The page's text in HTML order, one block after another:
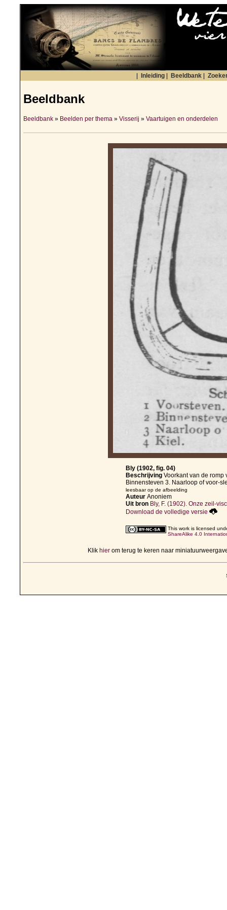
Inleiding Beeldbank
Beeldbank
Beeldbank » Beelden per thema » Visserij » Vaartuigen en onderdelen
Bly (1902, fig. 04)
Beschrijving Voorkant van de romp
Binnensteven 3. Naarloop of voor-
leesbaar op de afbeelding
Auteur Anoniem
Uit bron Bly, F. (1902). Onze zeil-
Download de volledige versie
This work is licensed
ShareAlike 4.0
Klik hierom terug te keren naar